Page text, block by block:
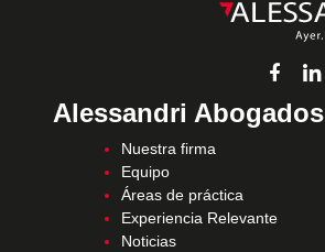
Alessandri Abogados
Nuestra firma
Equipo
Áreas de práctica
Experiencia Relevante
Noticias